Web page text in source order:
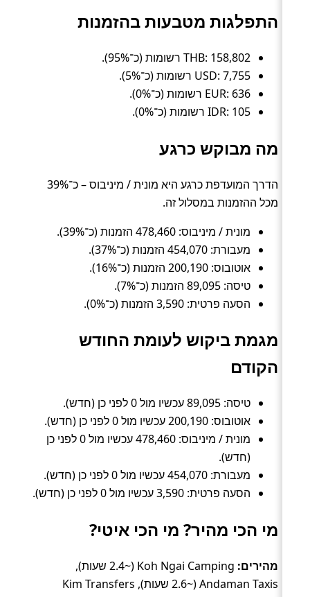
התפלגות מטבעות בהזמנות
THB: 158,802 רשומות (כ־95%).
USD: 7,755 רשומות (כ־5%).
EUR: 636 רשומות (כ־0%).
IDR: 105 רשומות (כ־0%).
מה מבוקש כרגע
הדרך המועדפת כרגע היא מונית / מיניבוס – כ־39%
מכל ההזמנות במסלול זה.
מונית / מיניבוס: 478,460 הזמנות (כ־39%).
מעבורת: 454,070 הזמנות (כ־37%).
אוטובוס: 200,190 הזמנות (כ־16%).
טיסה: 89,095 הזמנות (כ־7%).
הסעה פרטית: 3,590 הזמנות (כ־0%).
מגמת ביקוש לעומת החודש
הקודם
טיסה: 89,095 עכשיו מול 0 לפני כן (חדש).
אוטובוס: 200,190 עכשיו מול 0 לפני כן (חדש).
מונית / מיניבוס: 478,460 עכשיו מול 0 לפני כן
(חדש).
מעבורת: 454,070 עכשיו מול 0 לפני כן (חדש).
הסעה פרטית: 3,590 עכשיו מול 0 לפני כן (חדש).
מי הכי מהיר? מי הכי איטי?
מהירים:
Koh Ngai Camping (~2.4 שעות),
Andaman Taxis (~2.6 שעות), Kim Transfers